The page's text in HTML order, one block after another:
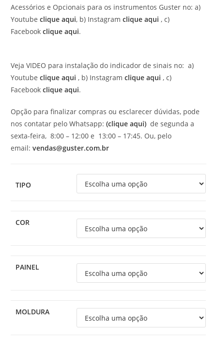
Acessórios e Opcionais para os instrumentos Guster no: a)
Youtube clique aqui, b) Instagram clique aqui , c)
Facebook clique aqui.
Veja VIDEO para instalação do indicador de sinais no: a)
Youtubeclique aqui , b) Instagram clique aqui , c)
Facebook clique aqui.
Opção para finalizar compras ou esclarecer dúvidas, pode
nos contatar pelo Whatsapp:(clique aqui) de segunda a
sexta-feira, 8:00 – 12:00 e 13:00 – 17:45. Ou, pelo
email: vendas@guster.com.br
TIPO
COR
PAINEL
MOLDURA